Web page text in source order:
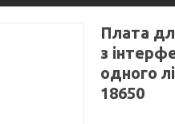
Плата
з
одного
18650